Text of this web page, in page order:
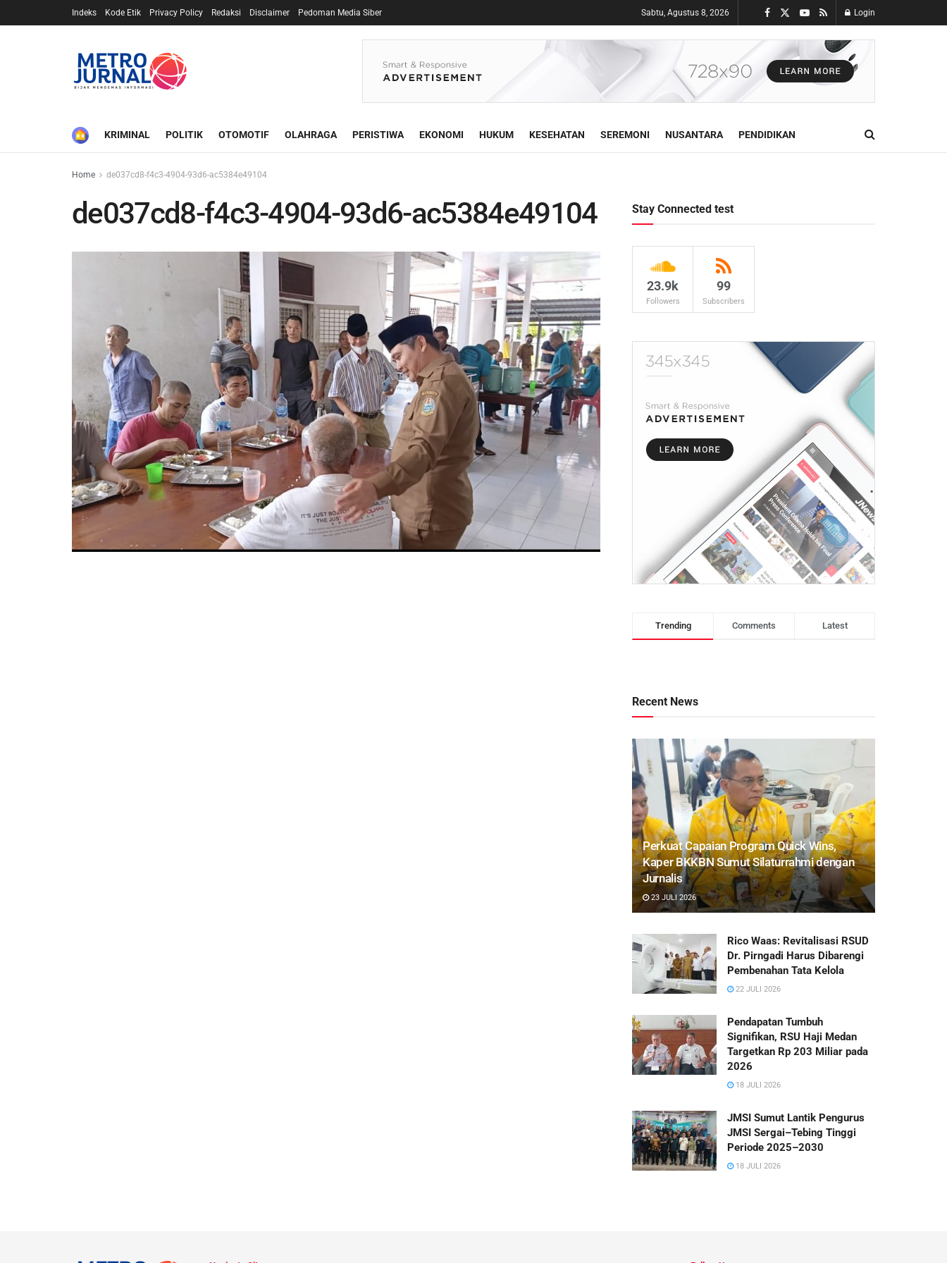
Indeks Kode Etik Privacy Policy Redaksi Disclaimer Pedoman Media Siber Sabtu, Agustus 8, 2026 Login
HOMEKRIMINAL POLITIK OTOMOTIF OLAHRAGA PERISTIWA EKONOMI HUKUM KESEHATAN SEREMONI NUSANTARA PENDIDIKAN
Home de037cd8-f4c3-4904-93d6-ac5384e49104
de037cd8-f4c3-4904-93d6-ac5384e49104 Stay Connected test
23.9k
Followers
99
Subscribers
Trending Comments Latest
Recent News
Perkuat Capaian Program Quick Wins,
Kaper BKKBN Sumut Silaturrahmi dengan
Jurnalis
23 JULI 2026
Rico Waas: Revitalisasi RSUD
Dr. Pirngadi Harus Dibarengi
Pembenahan Tata Kelola
22 JULI 2026
Pendapatan Tumbuh
Signifikan, RSU Haji Medan
Targetkan Rp 203 Miliar pada
2026
18 JULI 2026
JMSI Sumut Lantik Pengurus
JMSI Sergai–Tebing Tinggi
Periode 2025–2030
18 JULI 2026